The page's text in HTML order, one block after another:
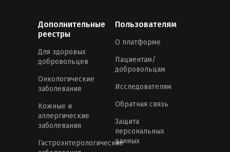
Дополнительные
реестры
Для здоровых
добровольцев
Онкологические
заболевания
Кожные и
аллергические
заболевания
Гастроэнтерологические
Пользователям
О платформе
Пациентам/
добровольцам
Исследователям
Обратная связь
Защита
персональных
данных